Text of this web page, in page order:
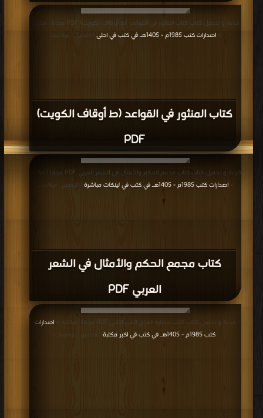
كتاب المنثور في القواعد (ط أوقاف الكويت)
PDF
قراءة و تحميل كتاب كتاب المنثور في القواعد (ط أوقاف الكويت) PDF مجانا | مكتبة
> اصدارات كتب 1985م - 1405هـ في كتب في احلى | التحميل : مرة/مرات
كتاب مجمع الحكم والأمثال في الشعر
العربي PDF
قراءة و تحميل كتاب كتاب مجمع الحكم والأمثال في الشعر العربي PDF مجانا | مكتبة
> اصدارات كتب 1985م - 1405هـ في كتب في لينكات مباشرة | التحميل : مرة/مرات
قراءة و تحميل كتاب كتاب حضارة العراق الجزء الثاني PDF مجانا | مكتبة >
اصدارات
كتب 1985م - 1405هـ في كتب في اكبر مكتبة
| التحميل : مرة/مرات